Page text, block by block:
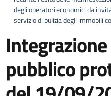
degli operatori economici da
servizio di pulizia degli immobili
pubblico